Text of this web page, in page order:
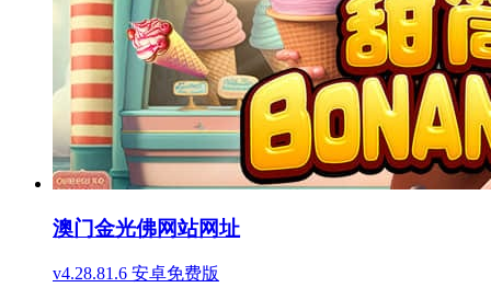
澳门金光佛网站网址
v4.28.81.6 安卓免费版